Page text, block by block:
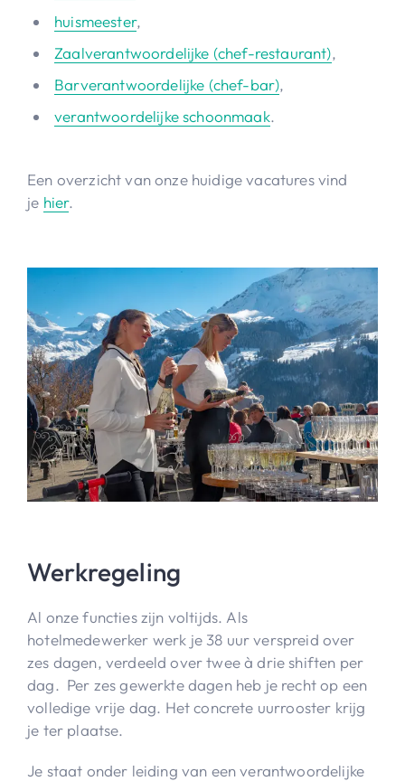
huismeester,
Zaalverantwoordelijke (chef-restaurant),
Barverantwoordelijke (chef-bar),
verantwoordelijke schoonmaak.
Een overzicht van onze huidige vacatures vind
je hier.
Werkregeling
Al onze functies zijn voltijds. Als
hotelmedewerker werk je 38 uur verspreid over
zes dagen, verdeeld over twee à drie shiften per
dag. Per zes gewerkte dagen heb je recht op een
volledige vrije dag. Het concrete uurrooster krijg
je ter plaatse.
Je staat onder leiding van een verantwoordelijke